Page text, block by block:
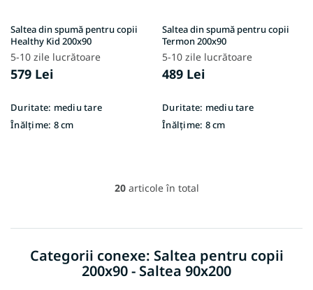
Saltea din spumă pentru copii
Healthy Kid 200x90
5-10 zile lucrătoare
579 Lei
Duritate: mediu tare
Înălțime: 8 cm
Saltea din spumă pentru copii
Termon 200x90
5-10 zile lucrătoare
489 Lei
Duritate: mediu tare
Înălțime: 8 cm
C
t
r
o
l
20articole în total
Categorii conexe: Saltea pentru copii
200x90 - Saltea 90x200